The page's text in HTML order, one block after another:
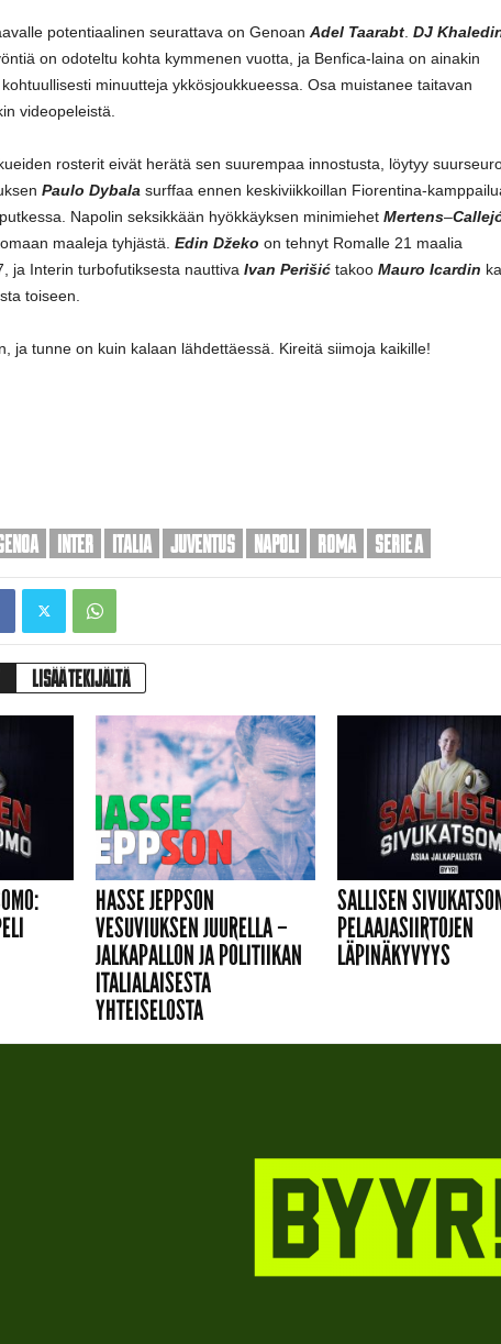
potentiaalinen seurattava on Genoan Adel Taarabt. DJ
on odoteltu kohta kymmenen vuotta, ja Benfica-laina on ainakin
minuutteja ykkösjoukkueessa. Osa muistanee taitavan
videopeleistä.
rosterit eivät herätä sen suurempaa innostusta, löytyy
Paulo Dybalasurffaa ennen keskiviikkoillan Fiorentina-
Napolin seksikkään hyökkäyksen minimiehet Mertens–
maaleja tyhjästä. Edin Džeko on tehnyt Romalle 21 maalia
ja Interin turbofutiksesta nauttiva Ivan Perišićtakoo Mauro Icardin
toiseen.
ja tunne on kuin kalaan lähdettäessä. Kireitä siimoja kaikille!
INTER ITALIA JUVENTUS NAPOLI ROMA SERIE A
LISÄÄ TEKIJÄLTÄ
HASSE JEPPSON
VESUVIUKSEN JUURELLA –
JALKAPALLON JA POLITIIKAN
ITALIALAISESTA
YHTEISELOSTA
SALLISEN
PELAAJASIIRTOJEN
LÄPINÄKYVYYS